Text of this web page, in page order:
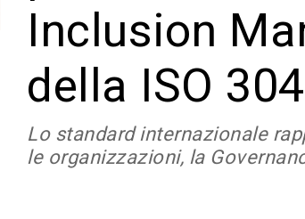
Inclusion
della ISO
Lo standard internazionale
le organizzazioni, la